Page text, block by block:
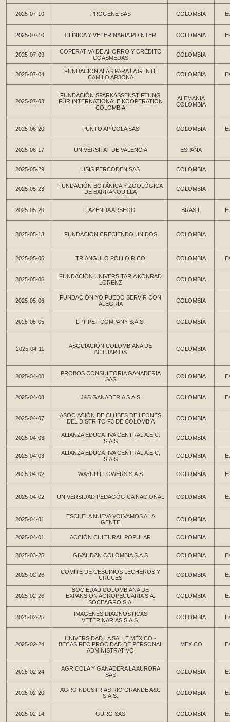
2025-07-10 PROGENE SAS COLOMBIA
2025-07-10 CLÍNICA Y VETERINARIA POINTER COLOMBIA
2025-07-09
COPERATIVA DE AHORRO Y CRÉDITO
COASMEDAS
COLOMBIA
2025-07-04
FUNDACION ALAS PARA LA GENTE
CAMILO ARJONA
COLOMBIA
2025-07-03
FUNDACIÓN SPARKASSENSTIFTUNG
FÜR INTERNATIONALE KOOPERATION
COLOMBIA
ALEMANIA
COLOMBIA
2025-06-20 PUNTO APÍCOLA SAS COLOMBIA
2025-06-17 UNIVERSITAT DE VALENCIA ESPAÑA
2025-05-29 USIS PERCODEN SAS COLOMBIA
2025-05-23
FUNDACIÓN BOTÁNICA Y ZOOLÓGICA
DE BARRANQUILLA
COLOMBIA
2025-05-20 FAZENDA ARSEGO BRASIL
2025-05-13 FUNDACION CRECIENDO UNIDOS COLOMBIA
2025-05-06 TRIANGULO POLLO RICO COLOMBIA
2025-05-06
FUNDACIÓN UNIVERSITARIA KONRAD
LORENZ
COLOMBIA
2025-05-06
FUNDACIÓN YO PUEDO SERVIR CON
ALEGRÍA
COLOMBIA
2025-05-05 LPT PET COMPANY S.A.S. COLOMBIA
2025-04-11
ASOCIACIÓN COLOMBIANA DE
ACTUARIOS
COLOMBIA
2025-04-08
PROBOS CONSULTORIA GANADERIA
SAS
COLOMBIA
2025-04-08 J&S GANADERIA S.A.S COLOMBIA
2025-04-07
ASOCIACIÓN DE CLUBES DE LEONES
DEL DISTRITO F3 DE COLOMBIA
COLOMBIA
2025-04-03
ALIANZA EDUCATIVA CENTRAL A.E.C.
S.A.S
COLOMBIA
2025-04-03
ALIANZA EDUCATIVA CENTRAL A.E.C,
S.A.S
COLOMBIA
2025-04-02 WAYUU FLOWERS S.A.S COLOMBIA
2025-04-02 UNIVERSIDAD PEDAGÓGICA NACIONAL COLOMBIA
2025-04-01
ESCUELA NUEVA VOLVAMOS A LA
GENTE
COLOMBIA
2025-04-01 ACCIÓN CULTURAL POPULAR COLOMBIA
2025-03-25 GIVAUDAN COLOMBIA S.A.S COLOMBIA
2025-02-26
COMITE DE CEBUINOS LECHEROS Y
CRUCES
COLOMBIA
2025-02-26
SOCIEDAD COLOMBIANA DE
EXPANSIÓN AGROPECUARIA S.A.
SOCEAGRO S.A.
COLOMBIA
2025-02-25
IMAGENES DIAGNOSTICAS
VETERINARIAS S.A.S.
COLOMBIA
2025-02-24
UNIVERSIDAD LA SALLE MÉXICO -
BECAS RECIPROCIDAD DE PERSONAL
ADMINISTRATIVO
MEXICO
2025-02-24
AGRICOLA Y GANADERA LA AURORA
SAS
COLOMBIA
2025-02-20
AGROINDUSTRIAS RIO GRANDE A&C
S.A.S.
COLOMBIA
2025-02-14 GURO SAS COLOMBIA